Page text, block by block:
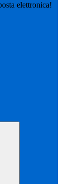
elettronica!